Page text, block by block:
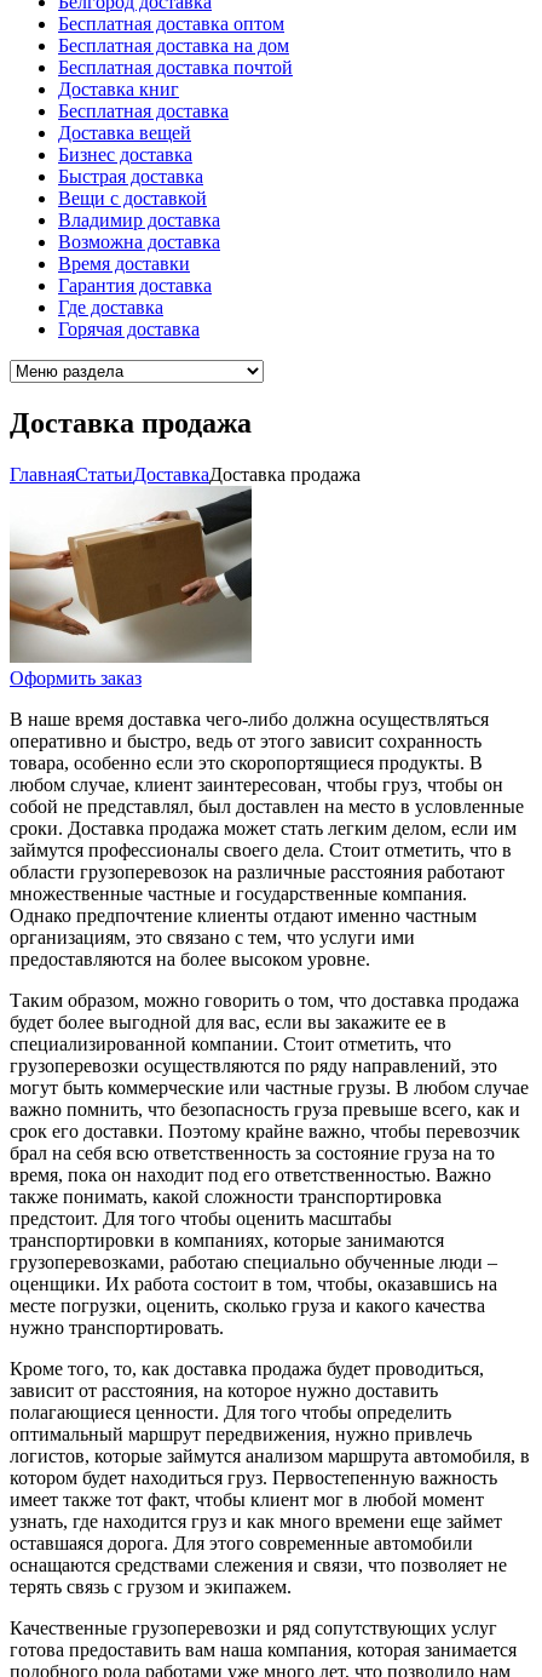
Бесплатная доставка оптом
Бесплатная доставка на дом
Бесплатная доставка почтой
Доставка книг
Бесплатная доставка
Доставка вещей
Бизнес доставка
Быстрая доставка
Вещи с доставкой
Владимир доставка
Возможна доставка
Время доставки
Гарантия доставка
Где доставка
Горячая доставка
Доставка продажа
ГлавнаяCтатьиДоставкаДоставка продажа
Оформить заказ
В наше время доставка чего-либо должна осуществляться
оперативно и быстро, ведь от этого зависит сохранность
товара, особенно если это скоропортящиеся продукты. В
любом случае, клиент заинтересован, чтобы груз, чтобы он
собой не представлял, был доставлен на место в условленные
сроки. Доставка продажа может стать легким делом, если им
займутся профессионалы своего дела. Стоит отметить, что в
области грузоперевозок на различные расстояния работают
множественные частные и государственные компания.
Однако предпочтение клиенты отдают именно частным
организациям, это связано с тем, что услуги ими
предоставляются на более высоком уровне.
Таким образом, можно говорить о том, что доставка продажа
будет более выгодной для вас, если вы закажите ее в
специализированной компании. Стоит отметить, что
грузоперевозки осуществляются по ряду направлений, это
могут быть коммерческие или частные грузы. В любом случае
важно помнить, что безопасность груза превыше всего, как и
срок его доставки. Поэтому крайне важно, чтобы перевозчик
брал на себя всю ответственность за состояние груза на то
время, пока он находит под его ответственностью. Важно
также понимать, какой сложности транспортировка
предстоит. Для того чтобы оценить масштабы
транспортировки в компаниях, которые занимаются
грузоперевозками, работаю специально обученные люди –
оценщики. Их работа состоит в том, чтобы, оказавшись на
месте погрузки, оценить, сколько груза и какого качества
нужно транспортировать.
Кроме того, то, как доставка продажа будет проводиться,
зависит от расстояния, на которое нужно доставить
полагающиеся ценности. Для того чтобы определить
оптимальный маршрут передвижения, нужно привлечь
логистов, которые займутся анализом маршрута автомобиля, в
котором будет находиться груз. Первостепенную важность
имеет также тот факт, чтобы клиент мог в любой момент
узнать, где находится груз и как много времени еще займет
оставшаяся дорога. Для этого современные автомобили
оснащаются средствами слежения и связи, что позволяет не
терять связь с грузом и экипажем.
Качественные грузоперевозки и ряд сопутствующих услуг
готова предоставить вам наша компания, которая занимается
подобного рода работами уже много лет, что позволило нам